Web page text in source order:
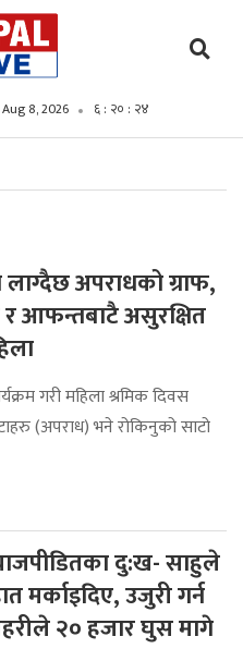
8, 2026 ६ : २० : २५
अपराधको ग्राफ,
र आफन्तबाटै असुरक्षित
गरी महिला श्रमिक दिवस
(अपराध) भने रोकिनुको साटो
दु:ख- साहुले
मर्काइदिए, उजुरी गर्न
२० हजार घुस मागे